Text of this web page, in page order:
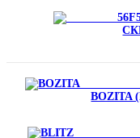
BOZITA